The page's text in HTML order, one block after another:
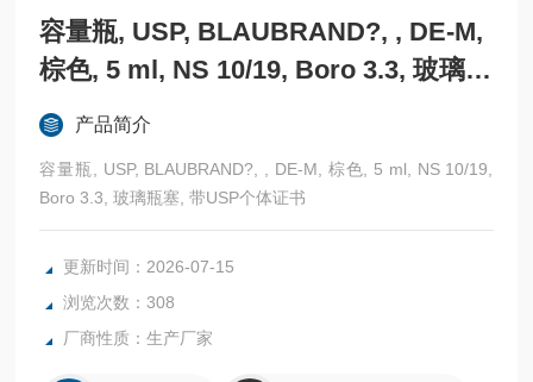
容量瓶, USP, BLAUBRAND?, , DE-M,
棕色, 5 ml, NS 10/19, Boro 3.3, 玻璃瓶
塞, 带USP个体证书
产品简介
容量瓶, USP, BLAUBRAND?, , DE-M, 棕色, 5 ml, NS 10/19,
Boro 3.3, 玻璃瓶塞, 带USP个体证书
更新时间：2026-07-15
浏览次数：308
厂商性质：生产厂家